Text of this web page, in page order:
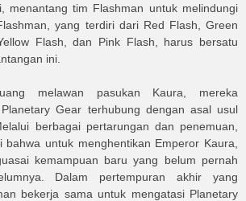
menantang tim Flashman untuk melindungi
yang terdiri dari Red Flash, Green
Flash, dan Pink Flash, harus bersatu
ini.
melawan pasukan Kaura, mereka
Gear terhubung dengan asal usul
berbagai pertarungan dan penemuan,
bahwa untuk menghentikan Emperor Kaura,
kemampuan baru yang belum pernah
Dalam pertempuran akhir yang
bekerja sama untuk mengatasi Planetary